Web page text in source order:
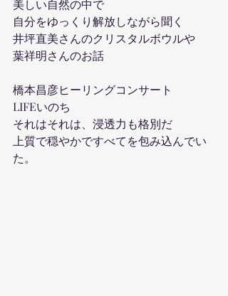
美しい自然の中で
自分をゆっくり解放しながら聞く
井坪直美さんのクリスタルボウルや
葉祥明さんのお話
橋本昌彦ヒーリングコンサート
LIFEいのち
それはそれは、浸透力も格別だ
上質で穏やかですべてを包み込んでい
た。